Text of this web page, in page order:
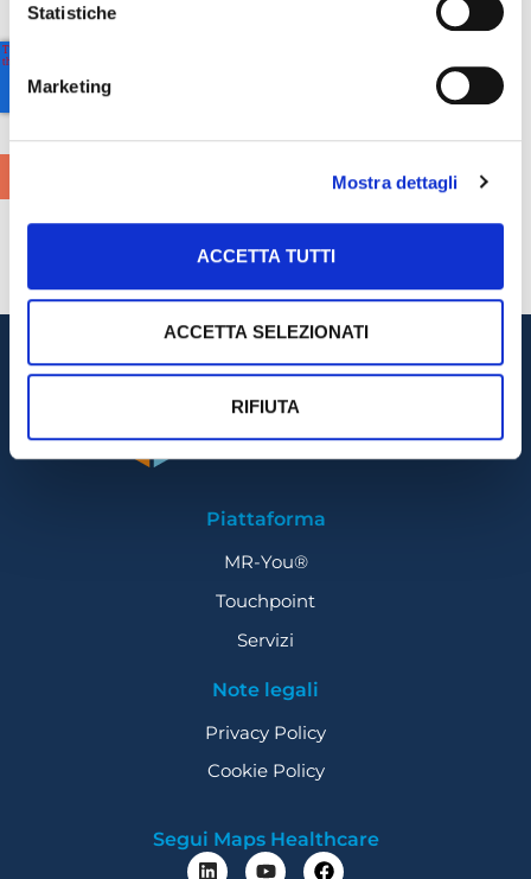
Statistiche
Marketing
Mostra dettagli
ACCETTA TUTTI
ACCETTA SELEZIONATI
RIFIUTA
Piattaforma
MR-You®
Touchpoint
Servizi
Note legali
Privacy Policy
Cookie Policy
Segui Maps Healthcare